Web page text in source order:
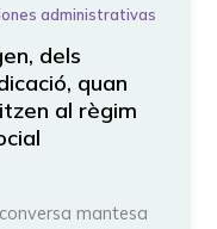
administrativas
dels
quan
al règim
mantesa